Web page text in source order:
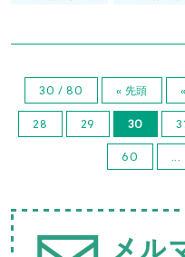
30 / 80 « 先頭 «
28 29 30
60